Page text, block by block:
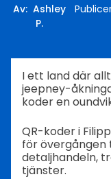
Av:Ashley
P.
I ett land där
jeepney-
koder en
QR-koder i
för
detaljhandeln,
tjänster.